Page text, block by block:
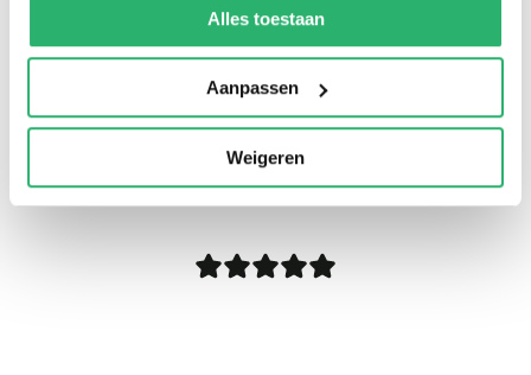
kunnen ontvangen en verwerken.
Alles toestaan
Aanpassen
Weigeren